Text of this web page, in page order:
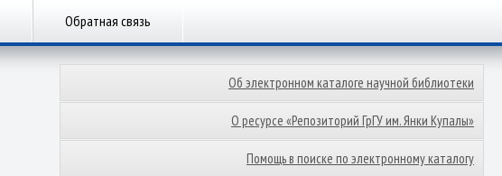
Обратная связь
Об электронном каталоге научной библиотеки
О ресурсе «Репозиторий ГрГУ им. Янки Купалы»
Помощь в поиске по электронному каталогу